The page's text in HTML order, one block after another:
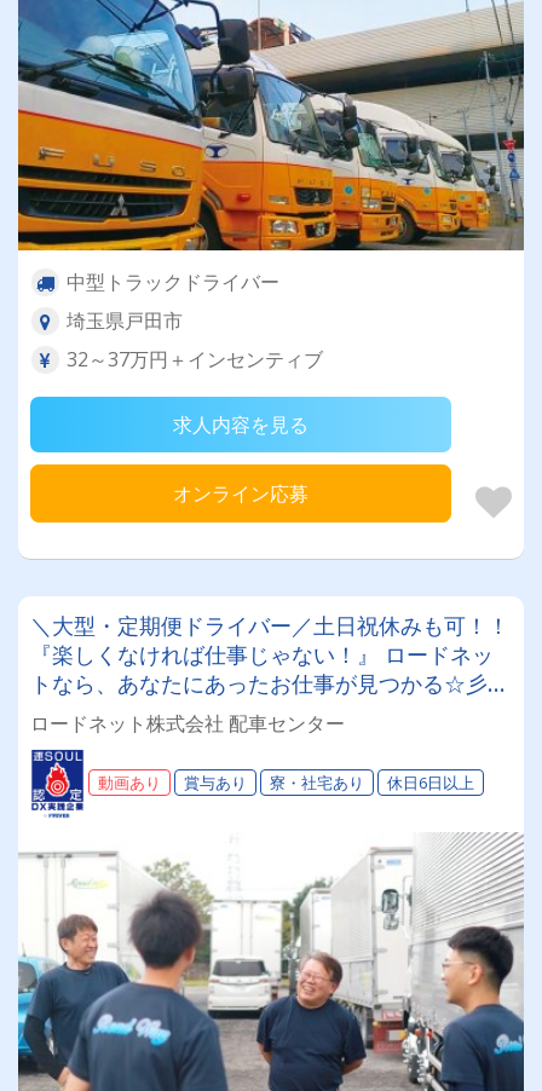
中型トラックドライバー
埼玉県戸田市
32～37万円＋インセンティブ
求人内容を見る
オンライン応募
＼大型・定期便ドライバー／土日祝休みも可！！
『楽しくなければ仕事じゃない！』 ロードネッ
トなら、あなたにあったお仕事が見つかる☆彡男
女活躍中♪♪ 経験者優遇☆彡 安定性を重視する方
にも最適！ あなたに合った働き方を始めよう✨
ロードネット株式会社 配車センター
動画あり 賞与あり 寮・社宅あり 休日6日以上